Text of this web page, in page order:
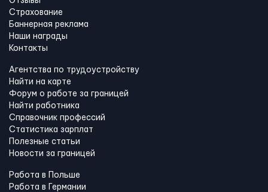
Страхование
Баннерная реклама
Наши награды
Контакты
Агентства по трудоустройству
Найти на карте
Форум о работе за границей
Найти работника
Справочник профессий
Статистика зарплат
Полезные статьи
Новости за границей
Работа в Польше
Работа в Германии